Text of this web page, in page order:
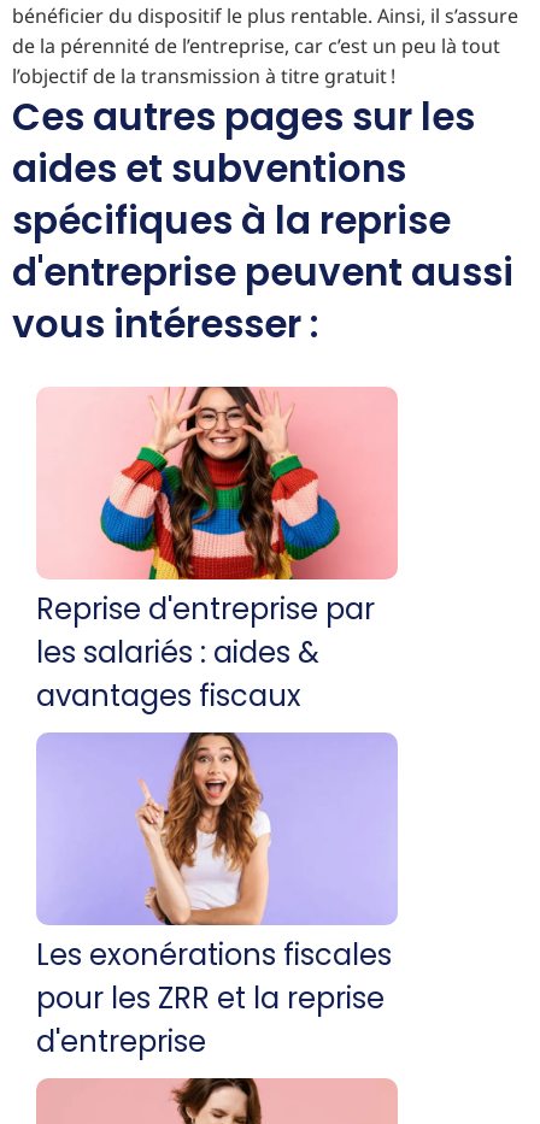
bénéficier du dispositif le plus rentable. Ainsi, il s’assure
de la pérennité de l’entreprise, car c’est un peu là tout
l’objectif de la transmission à titre gratuit !
Ces autres pages sur les
aides et subventions
spécifiques à la reprise
d'entreprise peuvent aussi
vous intéresser :
Reprise d'entreprise par
les salariés : aides &
avantages fiscaux
Les exonérations fiscales
pour les ZRR et la reprise
d'entreprise